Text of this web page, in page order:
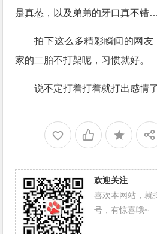
是真怂，以及弟弟的牙口真不
拍下这么多精彩瞬间的网
家的二胎不打架呢，习惯就好。
说不定打着打着就打出感情
欢迎关注
喜欢本网站，就
号，有惊喜哦~